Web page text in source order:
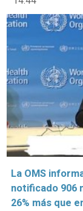
La OMS
notificado 906
26% más que